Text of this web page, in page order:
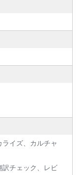
ライズ、カルチャ
訳チェック、レビ